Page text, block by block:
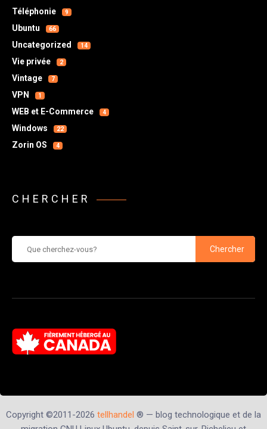
Téléphonie 9
Ubuntu 66
Uncategorized 14
Vie privée 2
Vintage 7
VPN 1
WEB et E-Commerce 4
Windows 22
Zorin OS 4
CHERCHER
Copyright ©2011-2026 tellhandel ® — blog technologique et de la